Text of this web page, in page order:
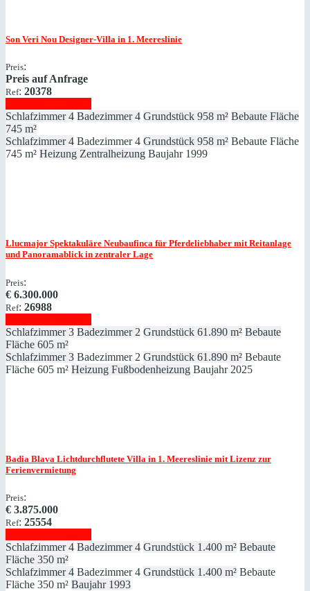
Son Veri Nou Designer-Villa in 1. Meereslinie
Preis:
Preis auf Anfrage
Ref: 20378
Schlafzimmer 4 Badezimmer 4 Grundstück 958 m² Bebaute Fläche
745 m²
Schlafzimmer 4 Badezimmer 4 Grundstück 958 m² Bebaute Fläche
745 m² Heizung Zentralheizung Baujahr 1999
Llucmajor Spektakuläre Neubaufinca für Pferdeliebhaber mit Reitanlage
und Panoramablick in zentraler Lage
Preis:
€ 6.300.000
Ref: 26988
Schlafzimmer 3 Badezimmer 2 Grundstück 61.890 m² Bebaute
Fläche 605 m²
Schlafzimmer 3 Badezimmer 2 Grundstück 61.890 m² Bebaute
Fläche 605 m² Heizung Fußbodenheizung Baujahr 2025
Badia Blava Lichtdurchflutete Villa in 1. Meereslinie mit Lizenz zur
Ferienvermietung
Preis:
€ 3.875.000
Ref: 25554
Schlafzimmer 4 Badezimmer 4 Grundstück 1.400 m² Bebaute
Fläche 350 m²
Schlafzimmer 4 Badezimmer 4 Grundstück 1.400 m² Bebaute
Fläche 350 m² Baujahr 1993